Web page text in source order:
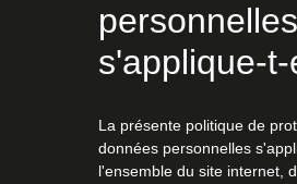
personnelles
s'applique-
La présente politique de
données personnelles
l'ensemble du site internet,